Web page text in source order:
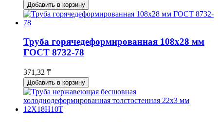
Добавить в корзину
Труба горячедеформированная 108х28 мм
ГОСТ 8732-78
371,32 ₸
Добавить в корзину